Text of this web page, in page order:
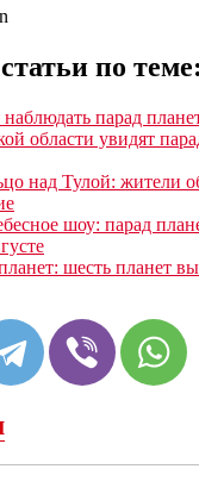
по теме:
парад
области увидят
над Тулой: жители
шоу: парад
шесть планет